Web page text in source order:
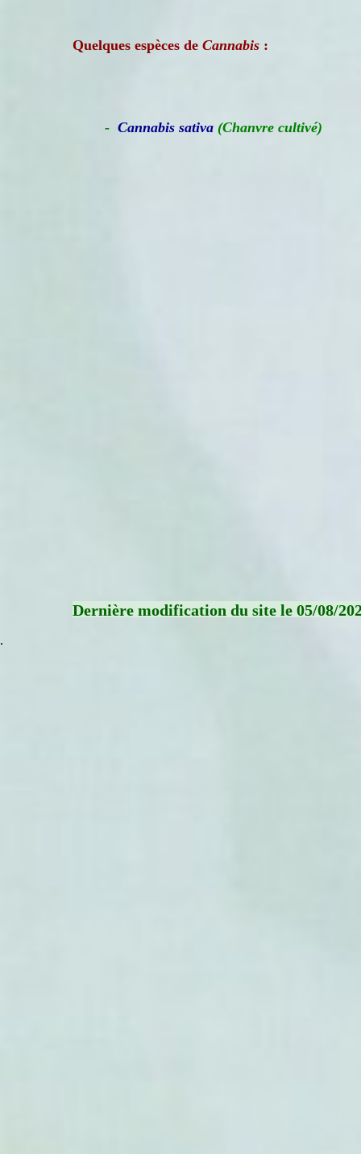
Quelques espèces de Cannabis :
- Cannabis sativa (Chanvre cultivé)
Dernière modification du site le 05/08/
.